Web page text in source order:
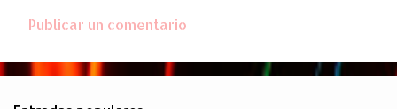
o
Publicar un comentario